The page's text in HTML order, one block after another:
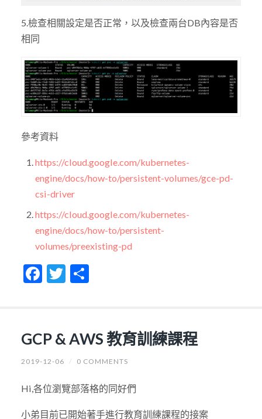
5.檢查相關設定是否正常，以及檢查兩台DB內容是否
相同
參考資料
https://cloud.google.com/kubernetes-
engine/docs/how-to/persistent-volumes/gce-pd-
csi-driver
https://cloud.google.com/kubernetes-
engine/docs/how-to/persistent-
volumes/preexisting-pd
Facebook
Twitter
Share
GCP & AWS 教育訓練課程
2019-12-06 / 0 COMMENTS
Hi,各位瀏覽部落格的同好們
小弟目前已開始著手進行教育訓練課程的接案